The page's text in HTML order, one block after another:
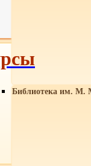
Библиотека им. М.